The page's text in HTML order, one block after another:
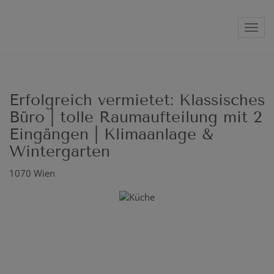
Erfolgreich vermietet: Klassisches
Büro | tolle Raumaufteilung mit 2
Eingängen | Klimaanlage &
Wintergarten
1070 Wien